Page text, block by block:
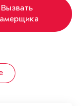
Вызвать